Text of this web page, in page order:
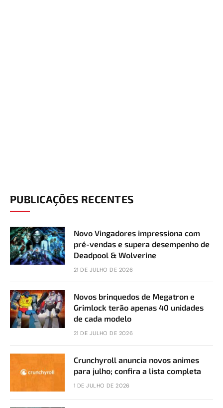
PUBLICAÇÕES RECENTES
Novo Vingadores impressiona com
pré-vendas e supera desempenho de
Deadpool & Wolverine
21 DE JULHO DE 2026
Novos brinquedos de Megatron e
Grimlock terão apenas 40 unidades
de cada modelo
21 DE JULHO DE 2026
Crunchyroll anuncia novos animes
para julho; confira a lista completa
1 DE JULHO DE 2026